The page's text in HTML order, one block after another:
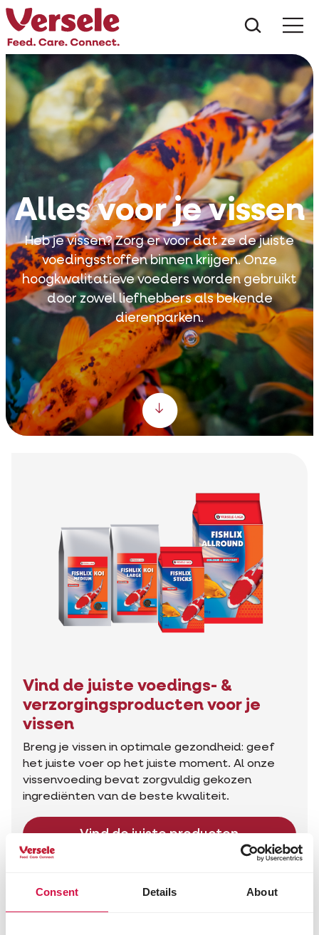
Consent Details About
Alles voor je vissen
Heb je vissen? Zorg er voor dat ze de juiste
voedingsstoffen binnen krijgen. Onze
hoogkwalitatieve voeders worden gebruikt
door zowel liefhebbers als bekende
dierenparken.
Scroll down
Vind de juiste voedings- &
verzorgingsproducten voor je
vissen
Breng je vissen in optimale gezondheid: geef
het juiste voer op het juiste moment. Al onze
vissenvoeding bevat zorgvuldig gekozen
ingrediënten van de beste kwaliteit.
Vind de juiste producten
Advies voor jouw dier